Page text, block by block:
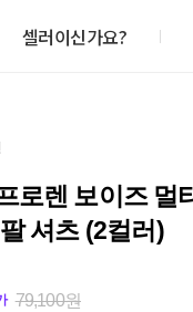
셀러이신가요?
로렌 보이즈 멀
셔츠 (2컬러)
79,100원